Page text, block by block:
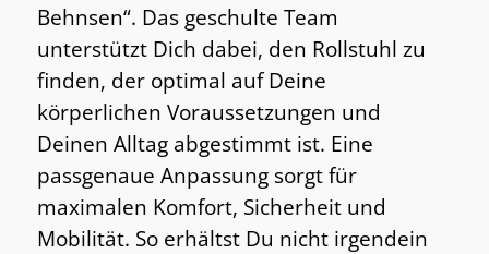
Behnsen“. Das geschulte Team
unterstützt Dich dabei, den Rollstuhl zu
finden, der optimal auf Deine
körperlichen Voraussetzungen und
Deinen Alltag abgestimmt ist. Eine
passgenaue Anpassung sorgt für
maximalen Komfort, Sicherheit und
Mobilität. So erhältst Du nicht irgendein